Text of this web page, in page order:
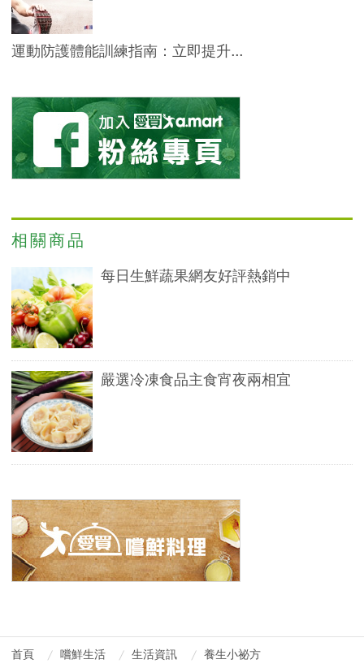
運動防護體能訓練指南：立即提升...
相關商品
每日生鮮蔬果網友好評熱銷中
嚴選冷凍食品主食宵夜兩相宜
首頁 嚐鮮生活 生活資訊
養生小祕方